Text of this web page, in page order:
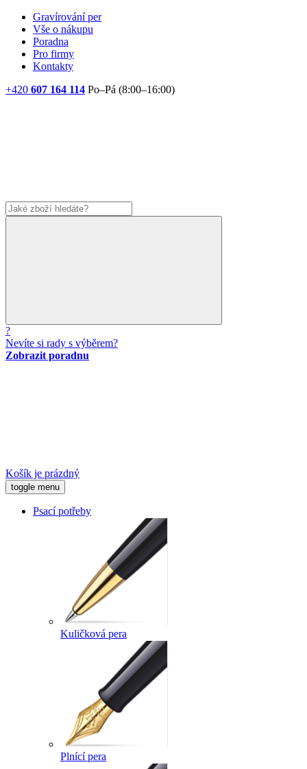
Gravírování per
Vše o nákupu
Poradna
Pro firmy
Kontakty
+420 607 164 114 Po–Pá (8:00–16:00)
?
Nevíte si rady s výběrem?
Zobrazit poradnu
Košík je prázdný
toggle menu
Psací potřeby
Kuličková pera
Plnící pera